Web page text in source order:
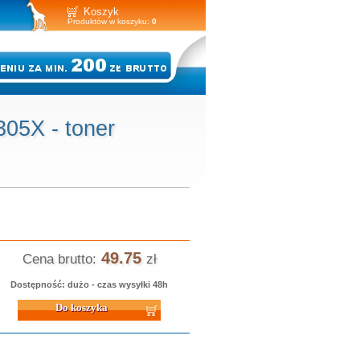
Koszyk
Produktów w koszyku: 0
- toner
Cena brutto: 49.75 zł
Dostępność: dużo - czas wysyłki 48h
koszyka